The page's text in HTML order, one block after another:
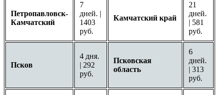
Петропавловск-
Камчатский
7
дней. |
1403
руб.
Камчатский край
21
дней.
| 581
руб.
Псков
4 дня.
| 292
руб.
Псковская
область
6
дней.
| 313
руб.